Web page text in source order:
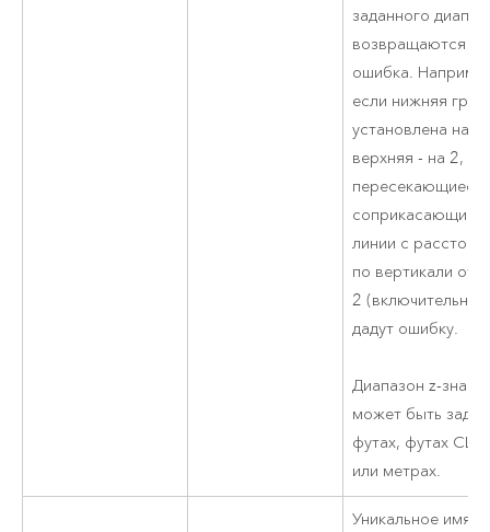
заданного
возвращаются
ошибка.
если нижняя
установлена на
верхняя - на 2, то
пересекающиеся
линии с
по вертикали от
2 (включительно)
дадут ошибку.
Диапазон z-
может быть
футах, футах
или метрах.
Уникальное имя